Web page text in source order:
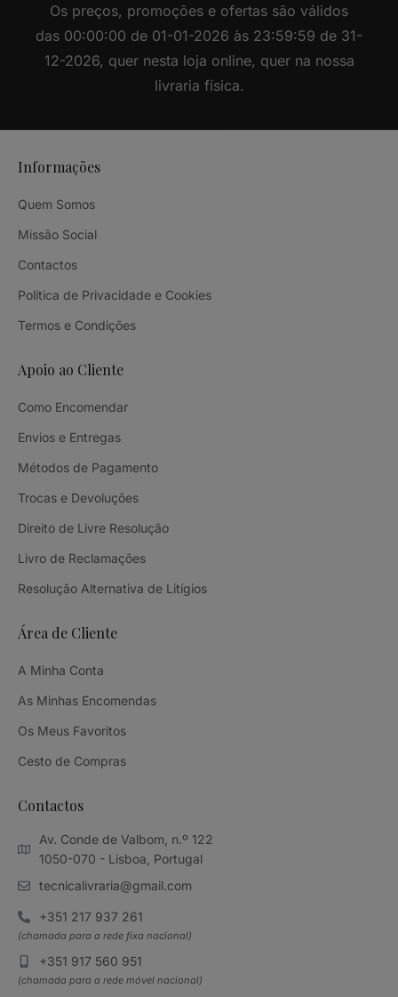
Os preços, promoções e ofertas são válidos
das 00:00:00 de 01-01-2026 às 23:59:59 de 31-
12-2026, quer nesta loja online, quer na nossa
livraria física.
Informações
Quem Somos
Missão Social
Contactos
Política de Privacidade e Cookies
Termos e Condições
Apoio ao Cliente
Como Encomendar
Envios e Entregas
Métodos de Pagamento
Trocas e Devoluções
Direito de Livre Resolução
Livro de Reclamações
Resolução Alternativa de Litígios
Área de Cliente
A Minha Conta
As Minhas Encomendas
Os Meus Favoritos
Cesto de Compras
Contactos
Av. Conde de Valbom, n.º 122
1050-070 - Lisboa, Portugal
tecnicalivraria@gmail.com
+351 217 937 261
(chamada para a rede fixa nacional)
+351 917 560 951
(chamada para a rede móvel nacional)